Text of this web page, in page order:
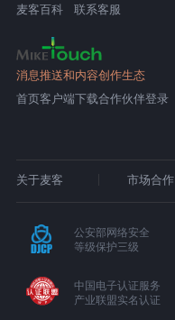
麦客百科
联系客服
消息推送和内容创作生态
首页客户端下载合作伙伴登录
关于麦客 市场合作
公安部网络安全
等级保护三级
中国电子认证服务
产业联盟实名认证